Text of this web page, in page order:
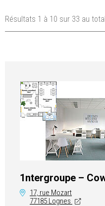
Résultats 1 à 10 sur 33 au
1ntergroupe –
17, rue Mozart
77185 Lognes